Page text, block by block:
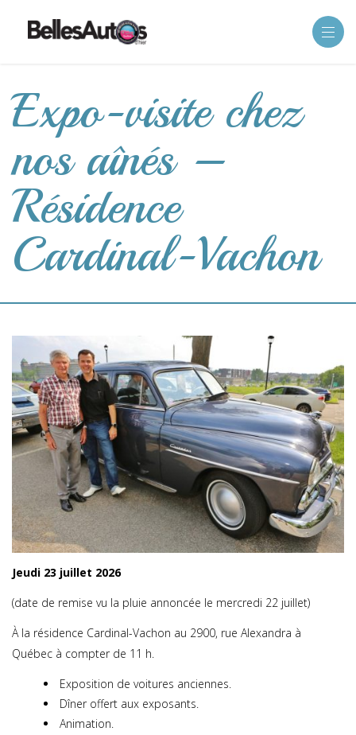
Expo-visite chez
nos aînés –
Résidence
Cardinal-Vachon
Jeudi 23 juillet 2026
(date de remise vu la pluie annoncée le mercredi 22 juillet)
À la résidence Cardinal-Vachon au 2900, rue Alexandra à
Québec à compter de 11 h.
Exposition de voitures anciennes.
Dîner offert aux exposants.
Animation.